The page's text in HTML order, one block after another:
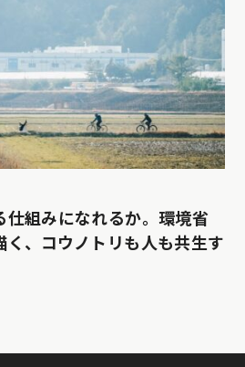
仕組みになれるか。環境省
く、コウノトリも人も共生す